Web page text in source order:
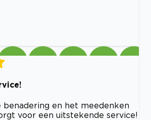
benadering en het meedenken
voor een uitstekende service!